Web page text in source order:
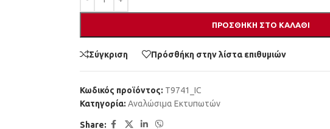
ΠΡΟΣΘΉΚΗ ΣΤΟ ΚΑΛΆΘΙ
Σύγκριση Πρόσθήκη στην λίστα επιθυμιών
Κωδικός προϊόντος: T9741_IC
Κατηγορία: Αναλώσιμα Εκτυπωτών
Share: